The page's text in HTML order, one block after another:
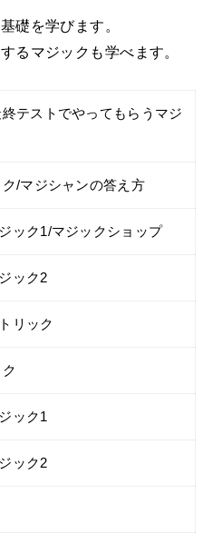
礎を学びます。
るマジックも学べます。
テストでやってもらうマジ
/マジシャンの答え方
ック1/マジックショップ
ック2
リック
ック1
ック2